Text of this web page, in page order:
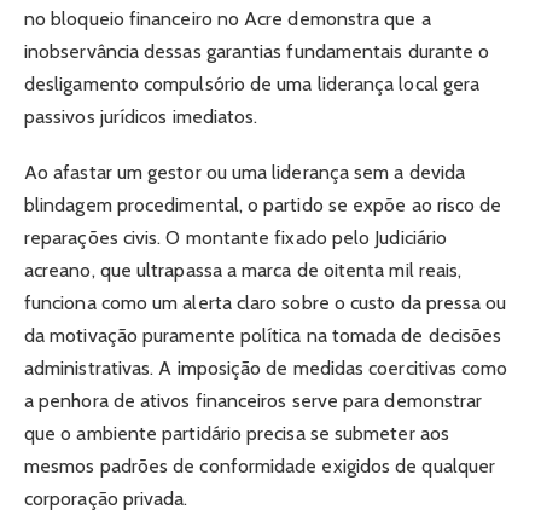
no bloqueio financeiro no Acre demonstra que a
inobservância dessas garantias fundamentais durante o
desligamento compulsório de uma liderança local gera
passivos jurídicos imediatos.
Ao afastar um gestor ou uma liderança sem a devida
blindagem procedimental, o partido se expõe ao risco de
reparações civis. O montante fixado pelo Judiciário
acreano, que ultrapassa a marca de oitenta mil reais,
funciona como um alerta claro sobre o custo da pressa ou
da motivação puramente política na tomada de decisões
administrativas. A imposição de medidas coercitivas como
a penhora de ativos financeiros serve para demonstrar
que o ambiente partidário precisa se submeter aos
mesmos padrões de conformidade exigidos de qualquer
corporação privada.